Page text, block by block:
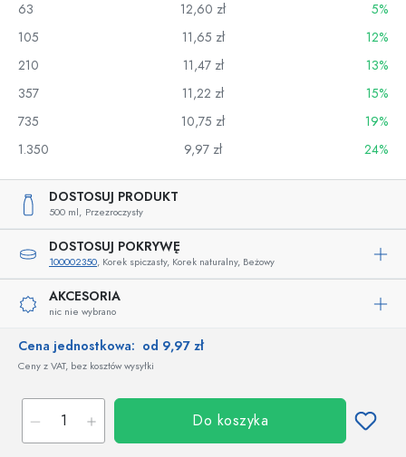
63
12,60 zł
5%
105
11,65 zł
12%
210
11,47 zł
13%
357
11,22 zł
15%
735
10,75 zł
19%
1.350
9,97 zł 24%
DOSTOSUJ PRODUKT
500 ml, Przezroczysty
DOSTOSUJ POKRYWĘ
100002350, Korek spiczasty, Korek naturalny, Beżowy
AKCESORIA
nic nie wybrano
Cena jednostkowa: od 9,97 zł
Ceny z VAT, bez kosztów wysyłki
Do koszyka